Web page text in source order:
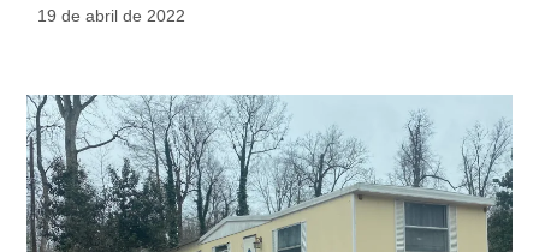
19 de abril de 2022